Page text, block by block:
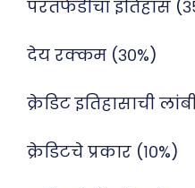
परतफेडीचा इतिहास
देय रक्कम (३०%)
क्रेडिट इतिहासाची
क्रेडिटचे प्रकार (१०%)